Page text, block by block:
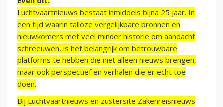
Luchtvaartnieuws bestaat inmiddels bijna 25 jaar. In
een tijd waarin talloze vergelijkbare bronnen en
nieuwkomers met veel minder historie om aandacht
schreeuwen, is het belangrijk om betrouwbare
platforms te hebben die niet alleen nieuws brengen,
maar ook perspectief en verhalen die er echt toe
doen.
Bij Luchtvaartnieuws en zustersite Zakenreisnieuws